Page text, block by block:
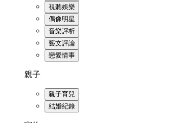
視聽娛樂
偶像明星
音樂評析
藝文評論
戀愛情事
親子
親子育兒
結婚紀錄